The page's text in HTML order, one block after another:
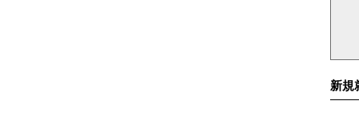
新規